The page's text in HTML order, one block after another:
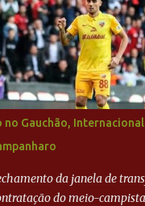
no Gauchão,
da janela de
do meio-